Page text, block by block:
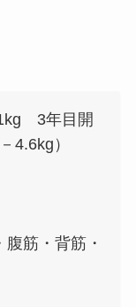
3年目開
4.6kg）
筋・背筋・